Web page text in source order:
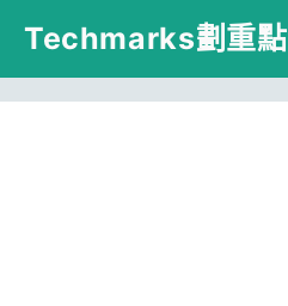
跳
主
Techmarks劃重點